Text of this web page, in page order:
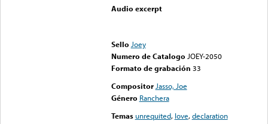
Audio excerpt
Sello Joey
Numero de Catalogo JOEY-2050
Formato de grabación 33
Compositor Jasso, Joe
Género Ranchera
Temas unrequited, love,declaration